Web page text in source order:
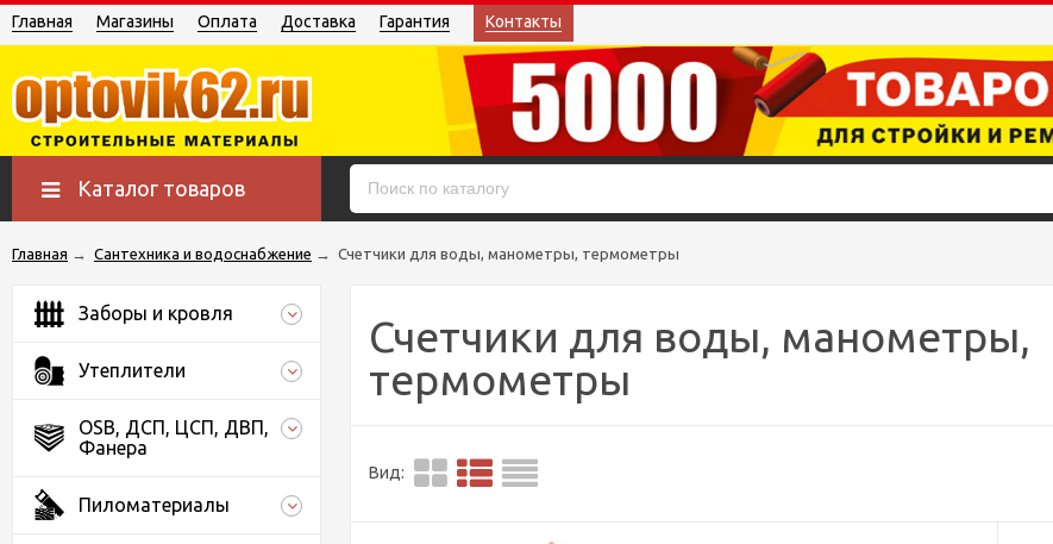
Главная Магазины Оплата Доставка Гарантия Контакты
Каталог товаров
Главная → Сантехника и водоснабжение → Счетчики для воды, манометры, термометры
Заборы и кровля
Утеплители
OSB, ДСП, ЦСП, ДВП,
Фанера
Пиломатериалы
Счетчики для воды, манометры,
термометры
Вид: